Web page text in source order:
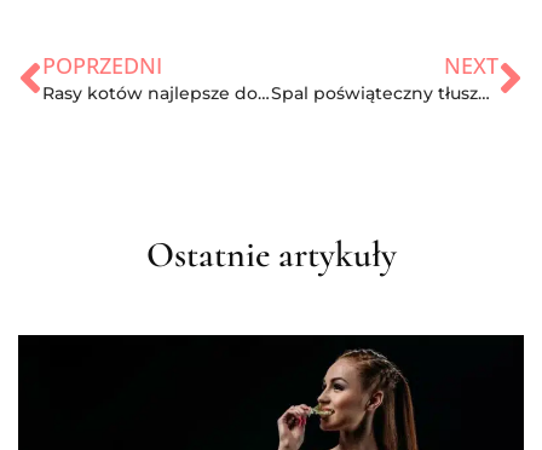
POPRZEDNI
Rasy kotów najlepsze do domu
NEXT
Spal poświąteczny tłuszcz Fat Killerem
Ostatnie artykuły